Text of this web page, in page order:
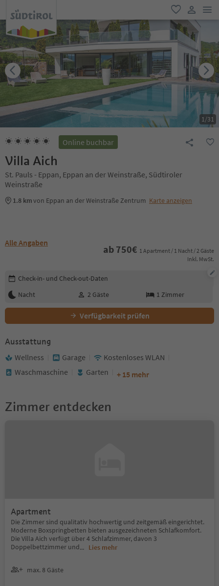
favorit
user link
1/31
Online buchbar
Villa Aich
St. Pauls - Eppan, Eppan an der Weinstraße, Südtiroler
Weinstraße
1.8 kmvon Eppan an der Weinstraße Zentrum Karte anzeigen
Alle Angaben
ab 750€ 1 Apartment / 1 Nacht / 2 Gäste
Inkl. MwSt.
Buchungsdetails bearbeiten
Check-in- und Check-out-Daten
Nacht
2 Gäste 1 Zimmer
Verfügbarkeit prüfen
Ausstattung
Wellness Garage
Kostenloses WLAN
Waschmaschine
Garten + 15 mehr
Zimmer entdecken
Apartment
Die Zimmer sind qualitativ hochwertig und zeitgemäß eingerichtet.
Moderne Boxspringbetten bieten ausgezeichneten Schlafkomfort.
Die Villa Aich verfügt über 4 Schlafzimmer, davon 3
Doppelbettzimmer und... Lies mehr
max. 8 Gäste